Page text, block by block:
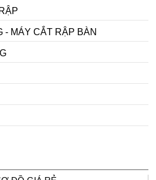
- MÁY CẮT RẬP BÀN
in sơ đồ siêu bền Model RT1800-2 -
may.
ĐỒ GIÁ RẺ